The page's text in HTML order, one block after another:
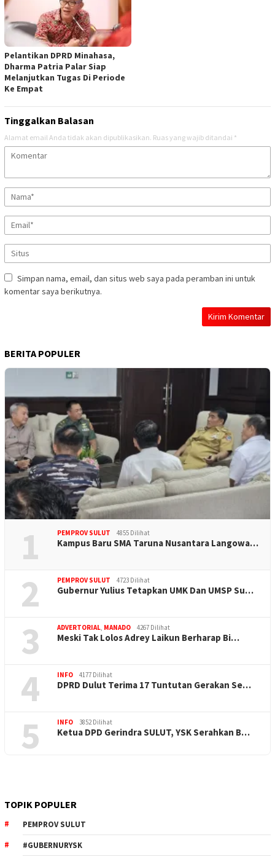
Pelantikan DPRD Minahasa,
Dharma Patria Palar Siap
Melanjutkan Tugas Di Periode
Ke Empat
Tinggalkan Balasan
Alamat email Anda tidak akan dipublikasikan. Ruas yang wajib ditandai *
Simpan nama, email, dan situs web saya pada peramban ini untuk
komentar saya berikutnya.
BERITA POPULER
1 PEMPROV SULUT 4855 Dilihat
Kampus Baru SMA Taruna Nusantara Langowa…
2 PEMPROV SULUT 4723 Dilihat
Gubernur Yulius Tetapkan UMK Dan UMSP Su…
3 ADVERTORIAL MANADO 4267 Dilihat
Meski Tak Lolos Adrey Laikun Berharap Bi…
4 INFO 4177 Dilihat
DPRD Dulut Terima 17 Tuntutan Gerakan Se…
5 INFO 3852 Dilihat
Ketua DPD Gerindra SULUT, YSK Serahkan B…
TOPIK POPULER
PEMPROV SULUT
#GUBERNURYSK